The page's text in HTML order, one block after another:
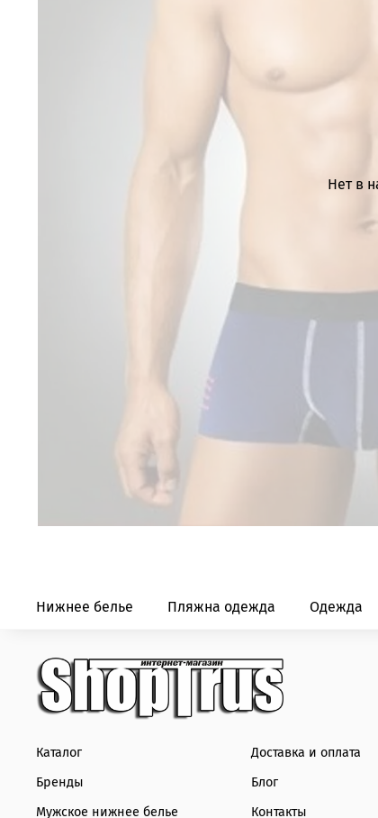
Нет в
Нижнее белье Пляжна одежда Одежда
Каталог
Бренды
Мужское нижнее белье
Доставка и оплата
Блог
Контакты